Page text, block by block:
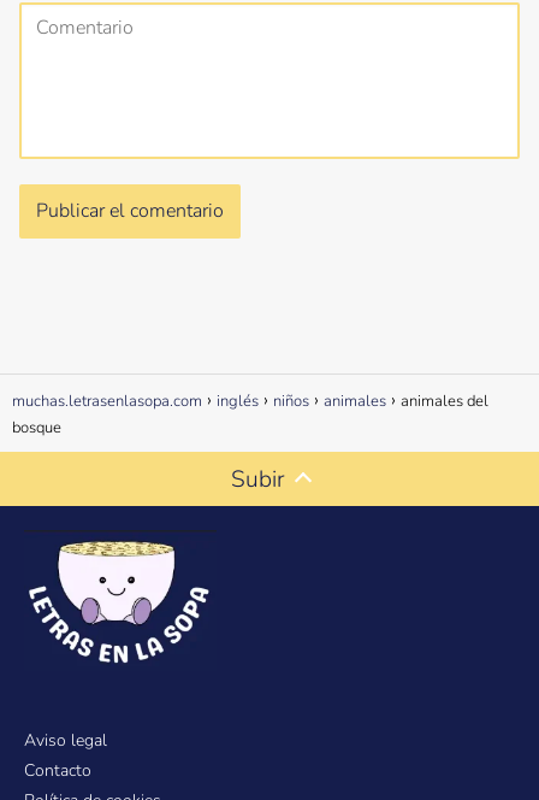
muchas.letrasenlasopa.com inglés niños animales
animales del
bosque
Subir
Aviso legal
Contacto